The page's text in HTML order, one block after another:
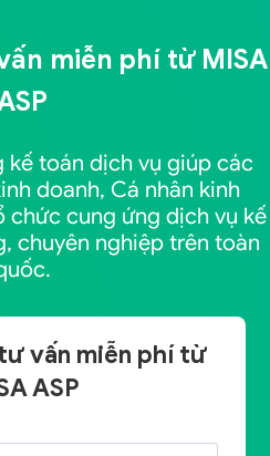
miễn phí từ MISA
kế toán dịch vụ giúp các
doanh, Cá nhân kinh
chức cung ứng dịch vụ kế
chuyên nghiệp trên toàn
vấn miễn phí từ
ASP